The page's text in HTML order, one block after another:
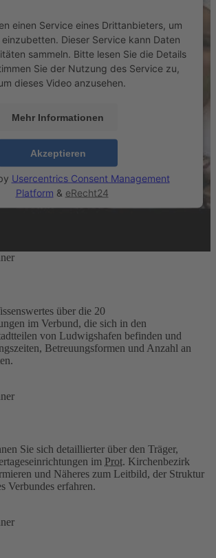
einen Service eines Drittanbieters, um
Dieser Service kann Daten
sammeln. Bitte lesen Sie die Details
Sie der Nutzung des Service zu,
dieses Video anzusehen.
Mehr Informationen
Akzeptieren
Usercentrics Consent Management
Platform & eRecht24
über die 20
im Verbund, die sich in den
von Ludwigshafen befinden und
Betreuungsformen und Anzahl an
Sie sich detaillierter über den Träger,
im Prot. Kirchenbezirk
und Näheres zum Leitbild, der Struktur
Verbundes erfahren.